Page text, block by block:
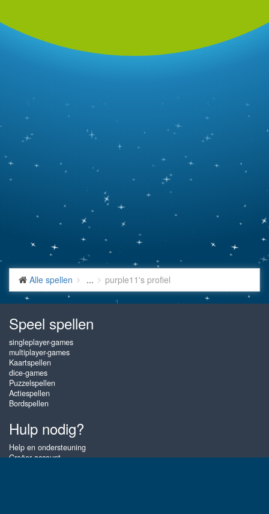
Alle spellen ... purple11's profiel
Speel spellen
singleplayer-games
multiplayer-games
Kaartspellen
dice-games
Puzzelspellen
Actiespellen
Bordspellen
Hulp nodig?
Help en ondersteuning
Creëer account